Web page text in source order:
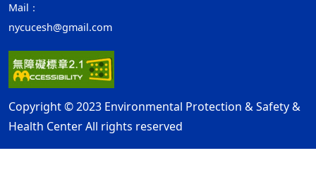
Mail：
nycucesh@gmail.com
Copyright © 2023 Environmental Protection & Safety &
Health Center All rights reserved